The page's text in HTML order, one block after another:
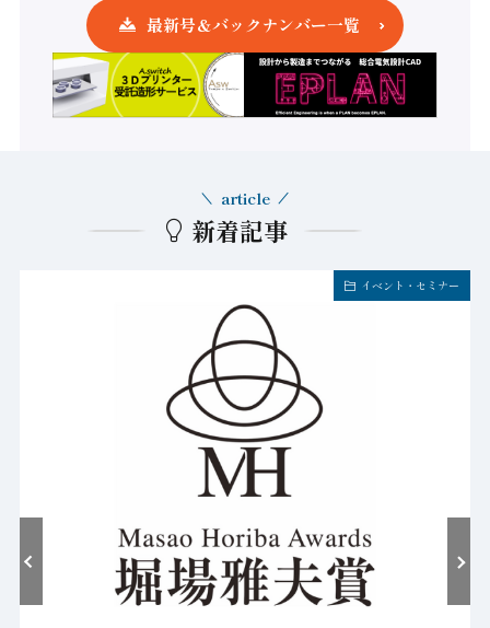
最新号＆バックナンバー一覧
新着記事
article
イベント・セミナー